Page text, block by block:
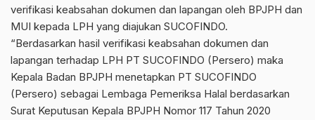
verifikasi keabsahan dokumen dan lapangan oleh BPJPH dan
MUI kepada LPH yang diajukan SUCOFINDO.
“Berdasarkan hasil verifikasi keabsahan dokumen dan
lapangan terhadap LPH PT SUCOFINDO (Persero) maka
Kepala Badan BPJPH menetapkan PT SUCOFINDO
(Persero) sebagai Lembaga Pemeriksa Halal berdasarkan
Surat Keputusan Kepala BPJPH Nomor 117 Tahun 2020